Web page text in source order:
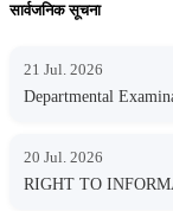
सार्वजनिक सूचना
21 Jul. 2026
Departmental
20 Jul. 2026
RIGHT TO